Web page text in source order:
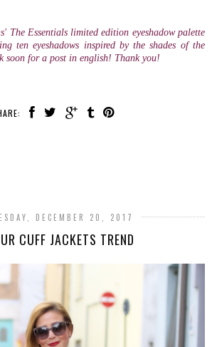
The Essentials limited edition eyeshadow palette
ten eyeshadows inspired by the shades of the
soon for a post in english! Thank you!
DECEMBER 20, 2017
CUFF JACKETS TREND